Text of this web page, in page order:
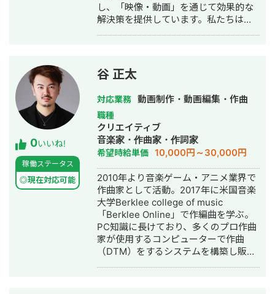
まずは「これってどうなの？」という
雑談から、気軽にお話しさせてくださ
い。
し、「映像・動画」を通じて効果的な
解決策を提供しています。私たちは、
ち、プロジェクト全体に安心感を提供
しつつ、課題解決に向けた真摯な姿勢
と迅速な対応を心がけています。 さら
に、外国人労働者の定着を支援するサ
ービスの開発と運用も行っており、動
画を活用して企業文化や業務マニュア
ルの共有、異文化理解の促進をサポー
トしています。 ・経歴 高校を中退後、
建設業界に従事。その後、クリエイテ
ィブな仕事に携わりたいという思いか
ら映像業界へ転身。大手映像制作会社
での経験を経て、2022年にL.Forward
株式会社を設立。現在、映像制作歴は8
年に及びます。 ・実績 1.大手求人サイ
トに掲載される採用動画の制作多数 2.
大手不動産会社のモデルルームで公開
するシアター動画の制作多数 3.某有名
0いいね!
稼働ステータス
◎現在対応可能
谷 正太
対応業務 動画制作・動画編集・作曲
職種
クリエイティブ
音楽家・作曲家・作詞家
希望時給単価 10,000円～30,000円
2010年より音楽ゲーム・アニメ業界で
作曲家として活動。2017年に米国音楽
大学Berklee college of music
「Berklee Online」で作編曲を学ぶ。
PC知識に長けており、多くのプロ作曲
家が使用するコンピューターで作曲
（DTM）をするシステムを構築し販